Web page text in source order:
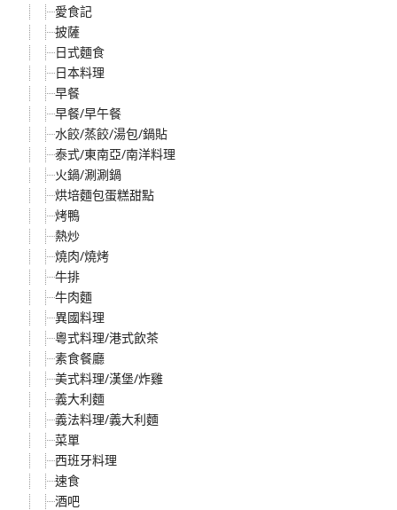
愛食記
披薩
日式麵食
日本料理
早餐
早餐/早午餐
水餃/蒸餃/湯包/鍋貼
泰式/東南亞/南洋料理
火鍋/涮涮鍋
烘培麵包蛋糕甜點
烤鴨
熱炒
燒肉/燒烤
牛排
牛肉麵
異國料理
粵式料理/港式飲茶
素食餐廳
美式料理/漢堡/炸雞
義大利麵
義法料理/義大利麵
菜單
西班牙料理
速食
酒吧